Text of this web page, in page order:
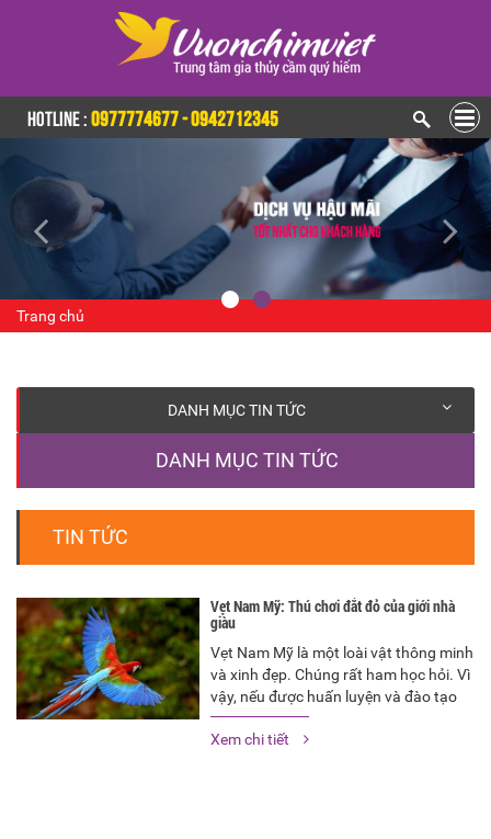
HOTLINE :0977774677 - 0942712345
Trang chủ
DANH MỤC TIN TỨC
DANH MỤC TIN TỨC
TIN TỨC
Vẹt Nam Mỹ: Thú chơi đắt đỏ của giới nhà
giàu
Vẹt Nam Mỹ là một loài vật thông minh
và xinh đẹp. Chúng rất ham học hỏi. Vì
vậy, nếu được huấn luyện và đào tạo
đúng cách, vẹt Nam Mỹ sẽ cho chúng
ta nhiều bất ngờ với tài ăn nói rất giỏi.
Xem chi tiết